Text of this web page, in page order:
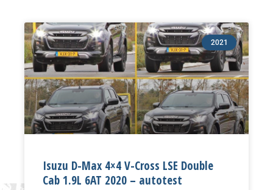
2021
Isuzu D-Max 4×4 V-Cross LSE Double
Cab 1.9L 6AT 2020 – autotest